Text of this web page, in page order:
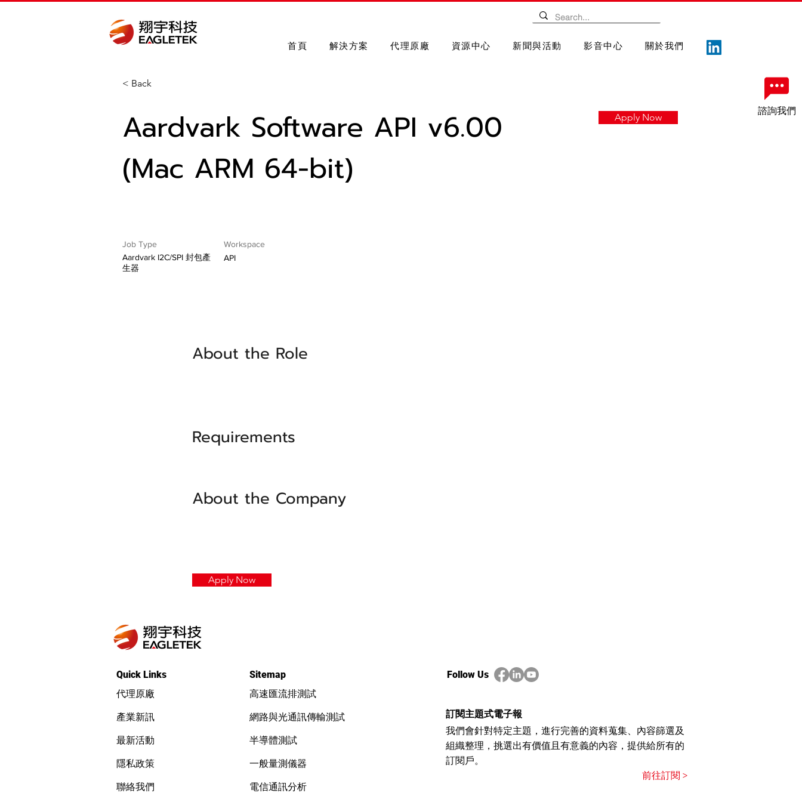
諮詢我們
首頁 解決方案 代理原廠 資源中心 新聞與活動 影音中心 關於我們
< Back
Aardvark Software API v6.00
(Mac ARM 64-bit)
Apply Now
Job Type
Aardvark I2C/SPI 封包產
生器
Workspace
API
About the Role
Requirements
About the Company
Apply Now
Quick Links
代理原廠
產業新訊
最新活動
隱私政策
聯絡我們
Sitemap
高速匯流排測試
網路與光通訊傳輸測試
半導體測試
一般量測儀器
電信通訊分析
Follow Us
訂閱主題式電子報
我們會針對特定主題，進行完善的資料蒐集、內容篩選及
組織整理，挑選出有價值且有意義的內容，提供給所有的
訂閱戶。
前往訂閱 >